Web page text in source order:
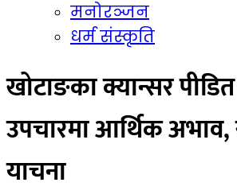
मनोरञ्जन
धर्म संस्कृति
खोटाङका क्यान्सर
उपचारमा आर्थिक
याचना